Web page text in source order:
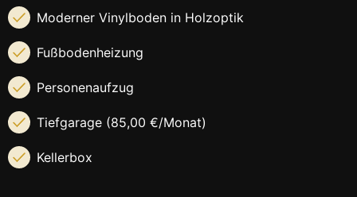
Moderner Vinylboden in Holzoptik
Fußbodenheizung
Personenaufzug
Tiefgarage (85,00 €/Monat)
Kellerbox